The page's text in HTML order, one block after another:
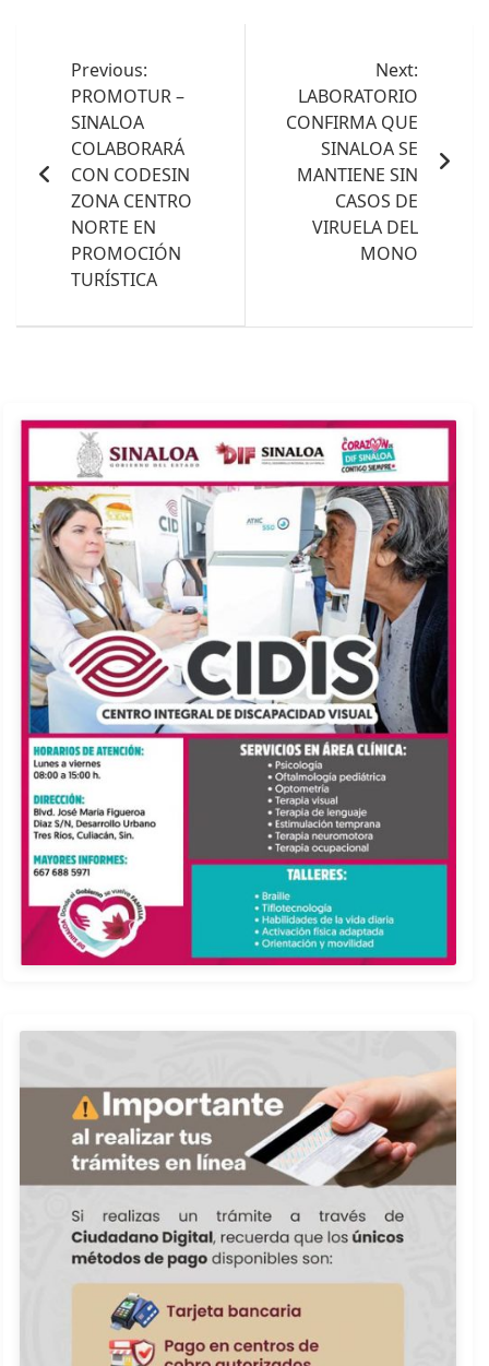
entradas
Previous:
PROMOTUR –
SINALOA
COLABORARÁ
CON CODESIN
ZONA CENTRO
NORTE EN
PROMOCIÓN
TURÍSTICA
Next:
LABORATORIO
CONFIRMA QUE
SINALOA SE
MANTIENE SIN
CASOS DE
VIRUELA DEL
MONO